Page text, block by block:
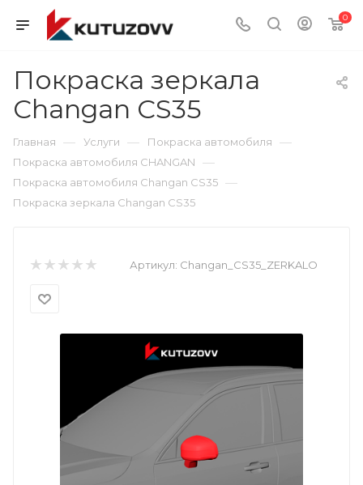
0
Покраска зеркала
Changan CS35
Главная — Услуги — Покраска автомобиля —
Покраска автомобиля CHANGAN —
Покраска автомобиля Changan CS35 —
Покраска зеркала Changan CS35
Артикул: Changan_CS35_ZERKALO